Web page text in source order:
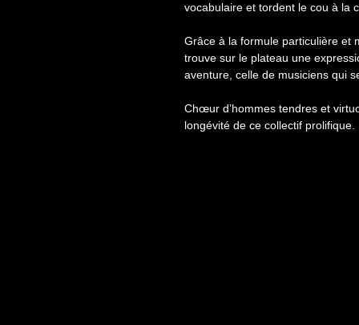
vocabulaire et tordent le cou à la
Grâce à la formule particulière et
trouve sur le plateau une
aventure, celle de musiciens qui
Chœur d’hommes tendres et
longévité de ce collectif prolifique.